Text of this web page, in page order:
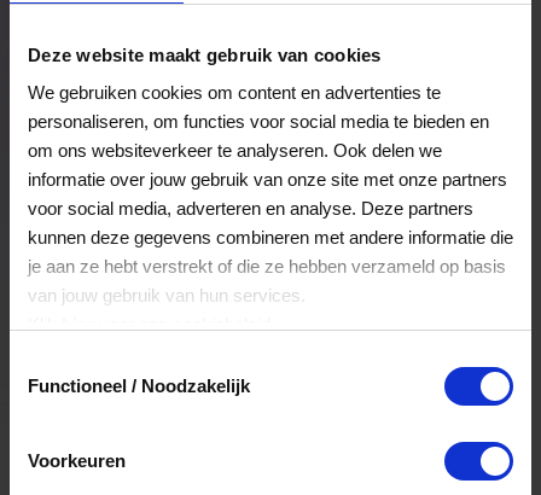
Deze website maakt gebruik van cookies
We gebruiken cookies om content en advertenties te
personaliseren, om functies voor social media te bieden en
om ons websiteverkeer te analyseren. Ook delen we
informatie over jouw gebruik van onze site met onze partners
voor social media, adverteren en analyse. Deze partners
kunnen deze gegevens combineren met andere informatie die
je aan ze hebt verstrekt of die ze hebben verzameld op basis
van jouw gebruik van hun services.
Functioneel / Noodzakelijk
Voorkeuren
Nog veel meer...
Maak account aan